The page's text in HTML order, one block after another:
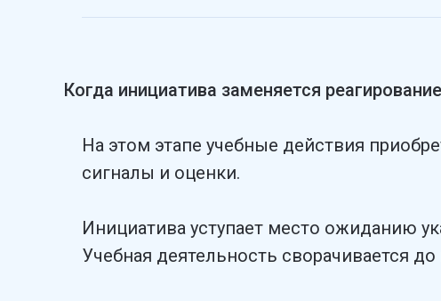
Когда инициатива заменяется
На этом этапе учебные действия
сигналы и оценки.
Инициатива уступает место ожиданию
Учебная деятельность сворачивается